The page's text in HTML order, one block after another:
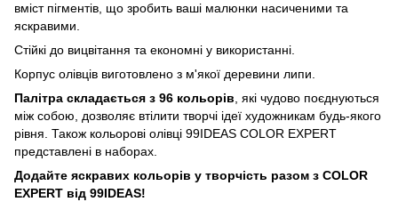
вміст пігментів, що зробить ваші малюнки насиченими та
яскравими.
Стійкі до вицвітання та економні у використанні.
Корпус олівців виготовлено з м'якої деревини липи.
Палітра складається з 96 кольорів , які чудово поєднуються
між собою, дозволяє втілити творчі ідеї художникам будь-якого
рівня. Також кольорові олівці 99IDEAS COLOR EXPERT
представлені в наборах.
Додайте яскравих кольорів у творчість разом з COLOR
EXPERT від 99IDEAS!